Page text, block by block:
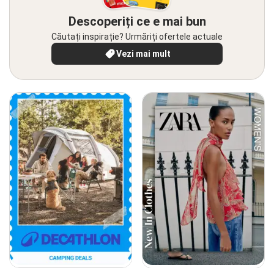
Descoperiți ce e mai bun
Căutați inspirație? Urmăriți ofertele actuale
Vezi mai mult